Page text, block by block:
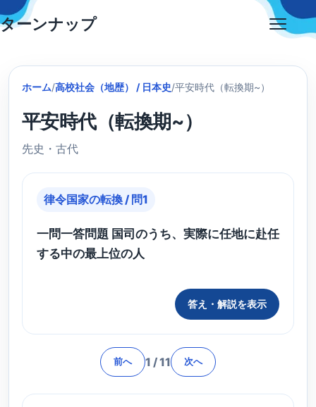
Skip
to
ターンナップ
ホーム/高校社会（地歴） / 日本史/平安時代（転換期~）
平安時代（転換期~）
先史・古代
律令国家の転換 / 問1
一問一答問題 国司のうち、実際に任地に赴任
する中の最上位の人
答え・解説を表示
前へ 1 /11 次へ